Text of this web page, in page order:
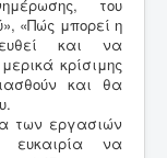
του
«Πώς μπορεί η
και να
κρίσιμης
και θα
των εργασιών
ευκαιρία να